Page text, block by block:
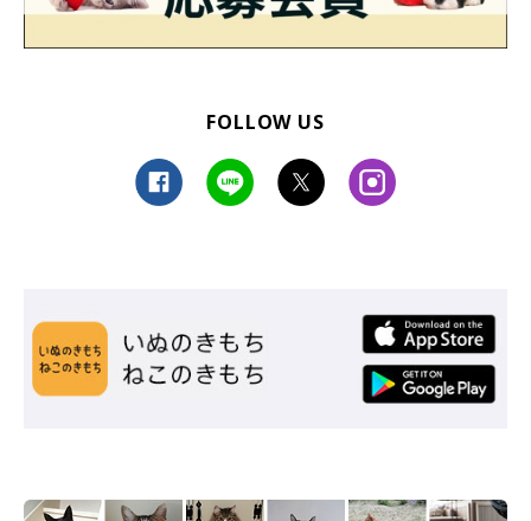
FOLLOW US